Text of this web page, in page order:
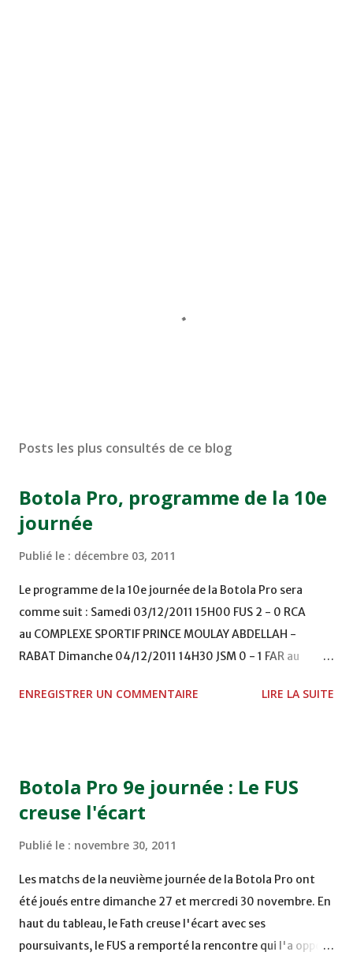
Posts les plus consultés de ce blog
Botola Pro, programme de la 10e
journée
Publié le : décembre 03, 2011
Le programme de la 10e journée de la Botola Pro sera
comme suit : Samedi 03/12/2011 15H00 FUS 2 - 0 RCA
au COMPLEXE SPORTIF PRINCE MOULAY ABDELLAH -
RABAT Dimanche 04/12/2011 14H30 JSM 0 - 1 FAR au
TERRAIN EL ABDI - EL JADIDA 16h30 OCK 0 - 1 HUSA
Mardi 06/12/2011 15H00 WAF - OCS au COMPLEXE SPORTIF
DE FES - FES WAC - MAS Reporté pour cause de finale de la
ENREGISTRER UN COMMENTAIRE LIRE LA SUITE
Botola Pro 9e journée : Le FUS
creuse l'écart
Publié le : novembre 30, 2011
Les matchs de la neuvième journée de la Botola Pro ont
été joués entre dimanche 27 et mercredi 30 novembre. En
haut du tableau, le Fath creuse l'écart avec ses
poursuivants, le FUS a remporté la rencontre qui l'a opposé